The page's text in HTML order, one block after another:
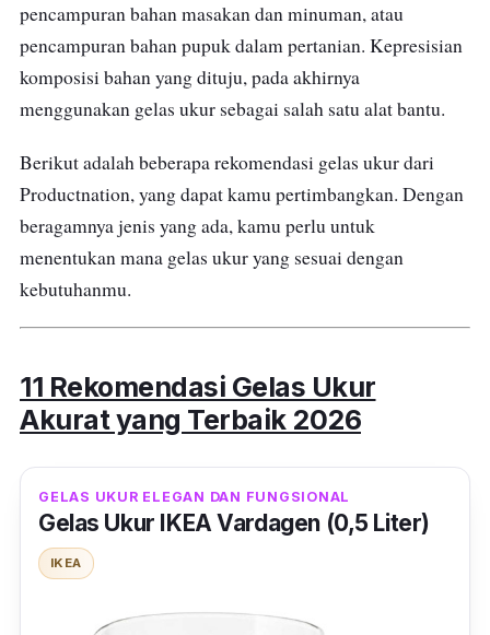
pencampuran bahan masakan dan minuman, atau
pencampuran bahan pupuk dalam pertanian. Kepresisian
komposisi bahan yang dituju, pada akhirnya
menggunakan gelas ukur sebagai salah satu alat bantu.
Berikut adalah beberapa rekomendasi gelas ukur dari
Productnation, yang dapat kamu pertimbangkan. Dengan
beragamnya jenis yang ada, kamu perlu untuk
menentukan mana gelas ukur yang sesuai dengan
kebutuhanmu.
11 Rekomendasi Gelas Ukur
Akurat yang Terbaik 2026
GELAS UKUR ELEGAN DAN FUNGSIONAL
Gelas Ukur IKEA Vardagen (0,5 Liter)
IKEA